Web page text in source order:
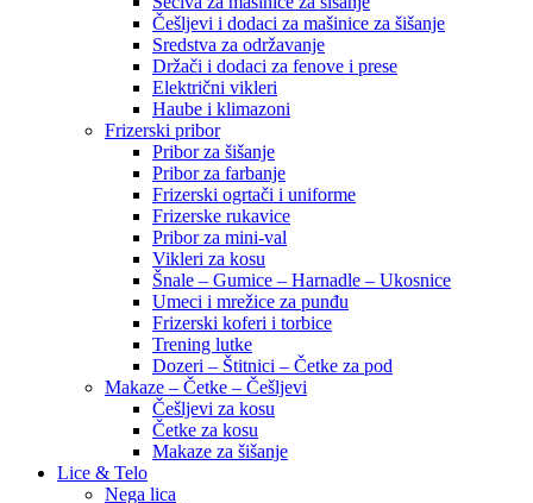
Češljevi i dodaci za mašinice za šišanje
Sredstva za održavanje
Držači i dodaci za fenove i prese
Električni vikleri
Haube i klimazoni
Frizerski pribor
Pribor za šišanje
Pribor za farbanje
Frizerski ogrtači i uniforme
Frizerske rukavice
Pribor za mini-val
Vikleri za kosu
Šnale – Gumice – Harnadle – Ukosnice
Umeci i mrežice za punđu
Frizerski koferi i torbice
Trening lutke
Dozeri – Štitnici – Četke za pod
Makaze – Četke – Češljevi
Češljevi za kosu
Četke za kosu
Makaze za šišanje
Lice & Telo
Nega lica